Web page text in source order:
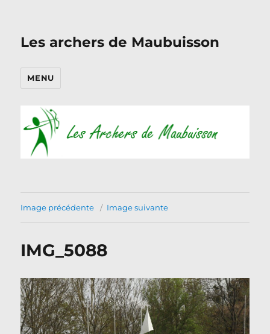
Les archers de Maubuisson
MENU
Image précédente Image suivante
IMG_5088